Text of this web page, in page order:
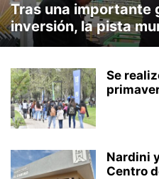
Tras una importante
inversión, la pista
Se
Nardini
Centro